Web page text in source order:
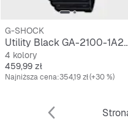
G-SHOCK
Utility Black
4 kolory
Cena
459,99 zł
Najniższa cena:354,19 zł(+30 %)